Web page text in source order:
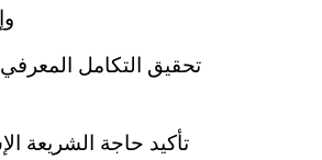
تحقيق التكامل المعرفي
تأكيد حاجة الشريعة